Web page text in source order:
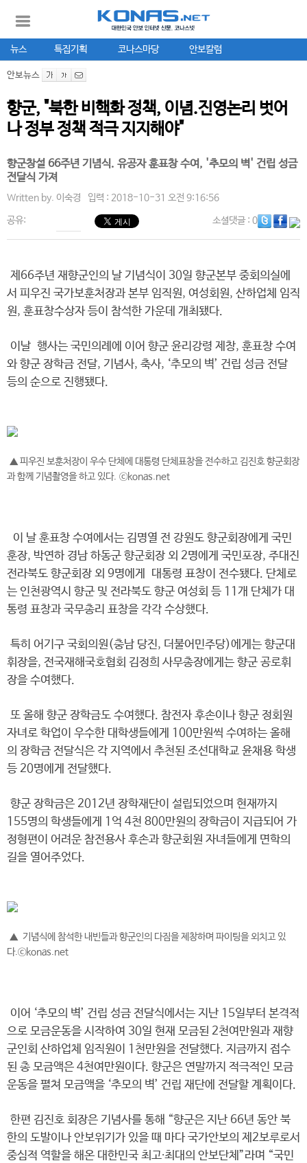
뉴스 특집기획 코나스마당 안보칼럼
안보뉴스
향군, "북한 비핵화 정책, 이념.진영논리 벗어
나 정부 정책 적극 지지해야"
향군창설 66주년 기념식. 유공자 훈표창 수여, '추모의 벽' 건립 성금
전달식 가져
Written by. 이숙경 입력 : 2018-10-31 오전 9:16:56
공유: 소셜댓글: 0
제66주년 재향군인의 날 기념식이 30일 향군본부 중회의실에
서 피우진 국가보훈처장과 본부 임직원, 여성회원, 산하업체 임직
원, 훈표창수상자 등이 참석한 가운데 개최됐다.
이날 행사는 국민의례에 이어 향군 윤리강령 제창, 훈표창 수여
와 향군 장학금 전달, 기념사, 축사, ‘추모의 벽’ 건립 성금 전달
등의 순으로 진행됐다.
▲ 피우진 보훈처장이 우수 단체에 대통령 단체표창을 전수하고 김진호 향군회장
과 함께 기념촬영을 하고 있다. ⓒkonas.net
이 날 훈표창 수여에서는 김명열 전 강원도 향군회장에게 국민
훈장, 박연하 경남 하동군 향군회장 외 2명에게 국민포장, 주대진
전라북도 향군회장 외 9명에게 대통령 표창이 전수됐다. 단체로
는 인천광역시 향군 및 전라북도 향군 여성회 등 11개 단체가 대
통령 표창과 국무총리 표창을 각각 수상했다.
특히 어기구 국회의원(충남 당진, 더불어민주당)에게는 향군대
휘장을, 전국재해국호협회 김정희 사무총장에게는 향군 공로휘
장을 수여했다.
또 올해 향군 장학금도 수여했다. 참전자 후손이나 향군 정회원
자녀로 학업이 우수한 대학생들에게 100만원씩 수여하는 올해
의 장학금 전달식은 각 지역에서 추천된 조선대학교 윤채용 학생
등 20명에게 전달했다.
향군 장학금은 2012년 장학재단이 설립되었으며 현재까지
155명의 학생들에게 1억 4천 800만원의 장학금이 지급되어 가
정형편이 어려운 참전용사 후손과 향군회원 자녀들에게 면학의
길을 열어주었다.
▲ 기념식에 참석한 내빈들과 향군인의 다짐을 제창하며 파이팅을 외치고 있
다.ⓒkonas.net
이어 ‘추모의 벽’ 건립 성금 전달식에서는 지난 15일부터 본격적
으로 모금운동을 시작하여 30일 현재 모금된 2천여만원과 재향
군인회 산하업체 임직원이 1천만원을 전달했다. 지금까지 접수
된 총 모금액은 4천여만원이다. 향군은 연말까지 적극적인 모금
운동을 펼쳐 모금액을 ‘추모의 벽’ 건립 재단에 전달할 계획이다.
한편 김진호 회장은 기념사를 통해 “향군은 지난 66년 동안 북
한의 도발이나 안보위기가 있을 때 마다 국가안보의 제2보루로서
중심적 역할을 해온 대한민국 최고∙최대의 안보단체”라며 “국민